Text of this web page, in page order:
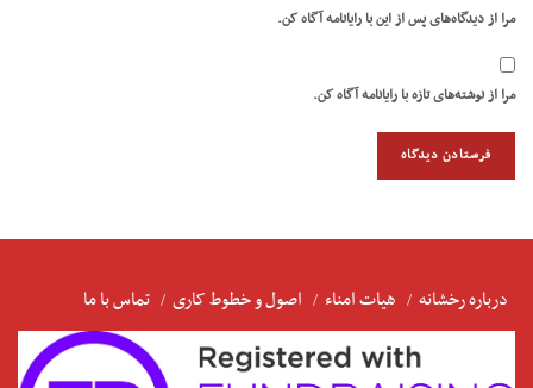
مرا از دیدگاه‌های پس از این با رایانامه آگاه کن.
مرا از نوشته‌های تازه با رایانامه آگاه کن.
درباره رخشانه هیات امناء اصول و خطوط کاری تماس با ما